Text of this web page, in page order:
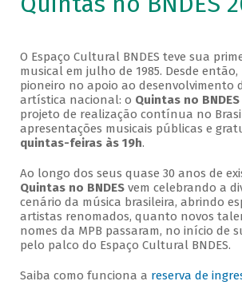
O Espaço Cultural BNDES teve sua
musical em julho de 1985. Desde
pioneiro no apoio ao desenvolvimento
artística nacional: o Quintas no BNDES
projeto de realização contínua no
apresentações musicais públicas e
quintas-feiras às 19h.
Ao longo dos seus quase 30 anos de
Quintas no BNDESvem celebrando a
cenário da música brasileira, abrindo
artistas renomados, quanto novos
nomes da MPB passaram, no início de
pelo palco do Espaço Cultural BNDES.
Saiba como funciona a reserva de